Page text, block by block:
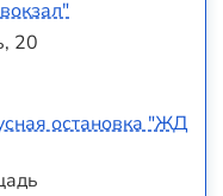
20
остановка "ЖД